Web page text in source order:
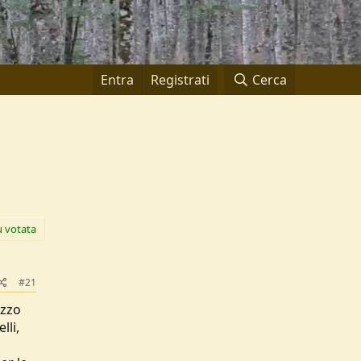
Entra Registrati Cerca
votata
#21